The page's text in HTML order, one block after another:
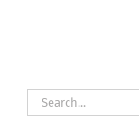
Search
for: